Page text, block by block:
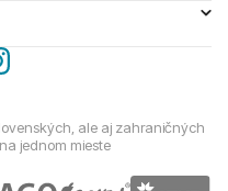
ale aj zahraničných
jednom mieste